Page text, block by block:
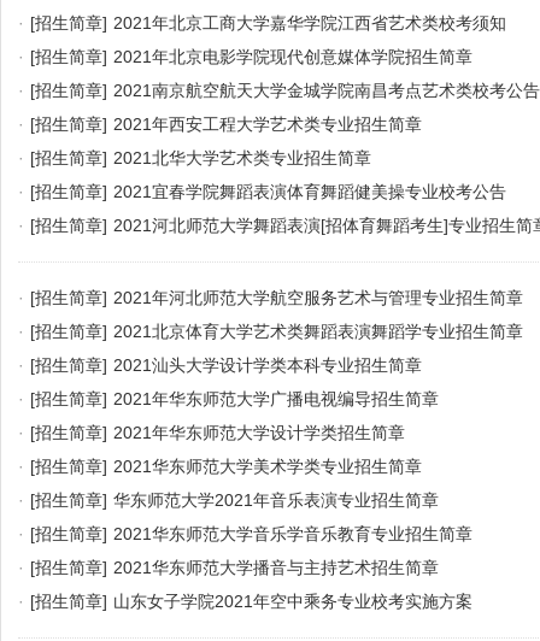
· [招生简章] 2021年北京工商大学嘉华学院江西省艺术类校考须知
· [招生简章] 2021年北京电影学院现代创意媒体学院招生简章
· [招生简章] 2021南京航空航天大学金城学院南昌考点艺术类校考公告
· [招生简章] 2021年西安工程大学艺术类专业招生简章
· [招生简章] 2021北华大学艺术类专业招生简章
· [招生简章] 2021宜春学院舞蹈表演体育舞蹈健美操专业校考公告
· [招生简章] 2021河北师范大学舞蹈表演[招体育舞蹈考生]专业招生简
· [招生简章] 2021年河北师范大学航空服务艺术与管理专业招生简章
· [招生简章] 2021北京体育大学艺术类舞蹈表演舞蹈学专业招生简章
· [招生简章] 2021汕头大学设计学类本科专业招生简章
· [招生简章] 2021年华东师范大学广播电视编导招生简章
· [招生简章] 2021年华东师范大学设计学类招生简章
· [招生简章] 2021华东师范大学美术学类专业招生简章
· [招生简章] 华东师范大学2021年音乐表演专业招生简章
· [招生简章] 2021华东师范大学音乐学音乐教育专业招生简章
· [招生简章] 2021华东师范大学播音与主持艺术招生简章
· [招生简章] 山东女子学院2021年空中乘务专业校考实施方案